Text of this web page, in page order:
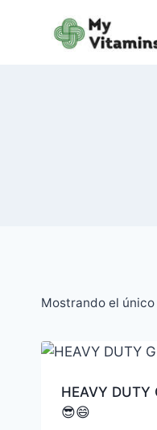
Mostrando el
HEAVY DUTY
😎😄